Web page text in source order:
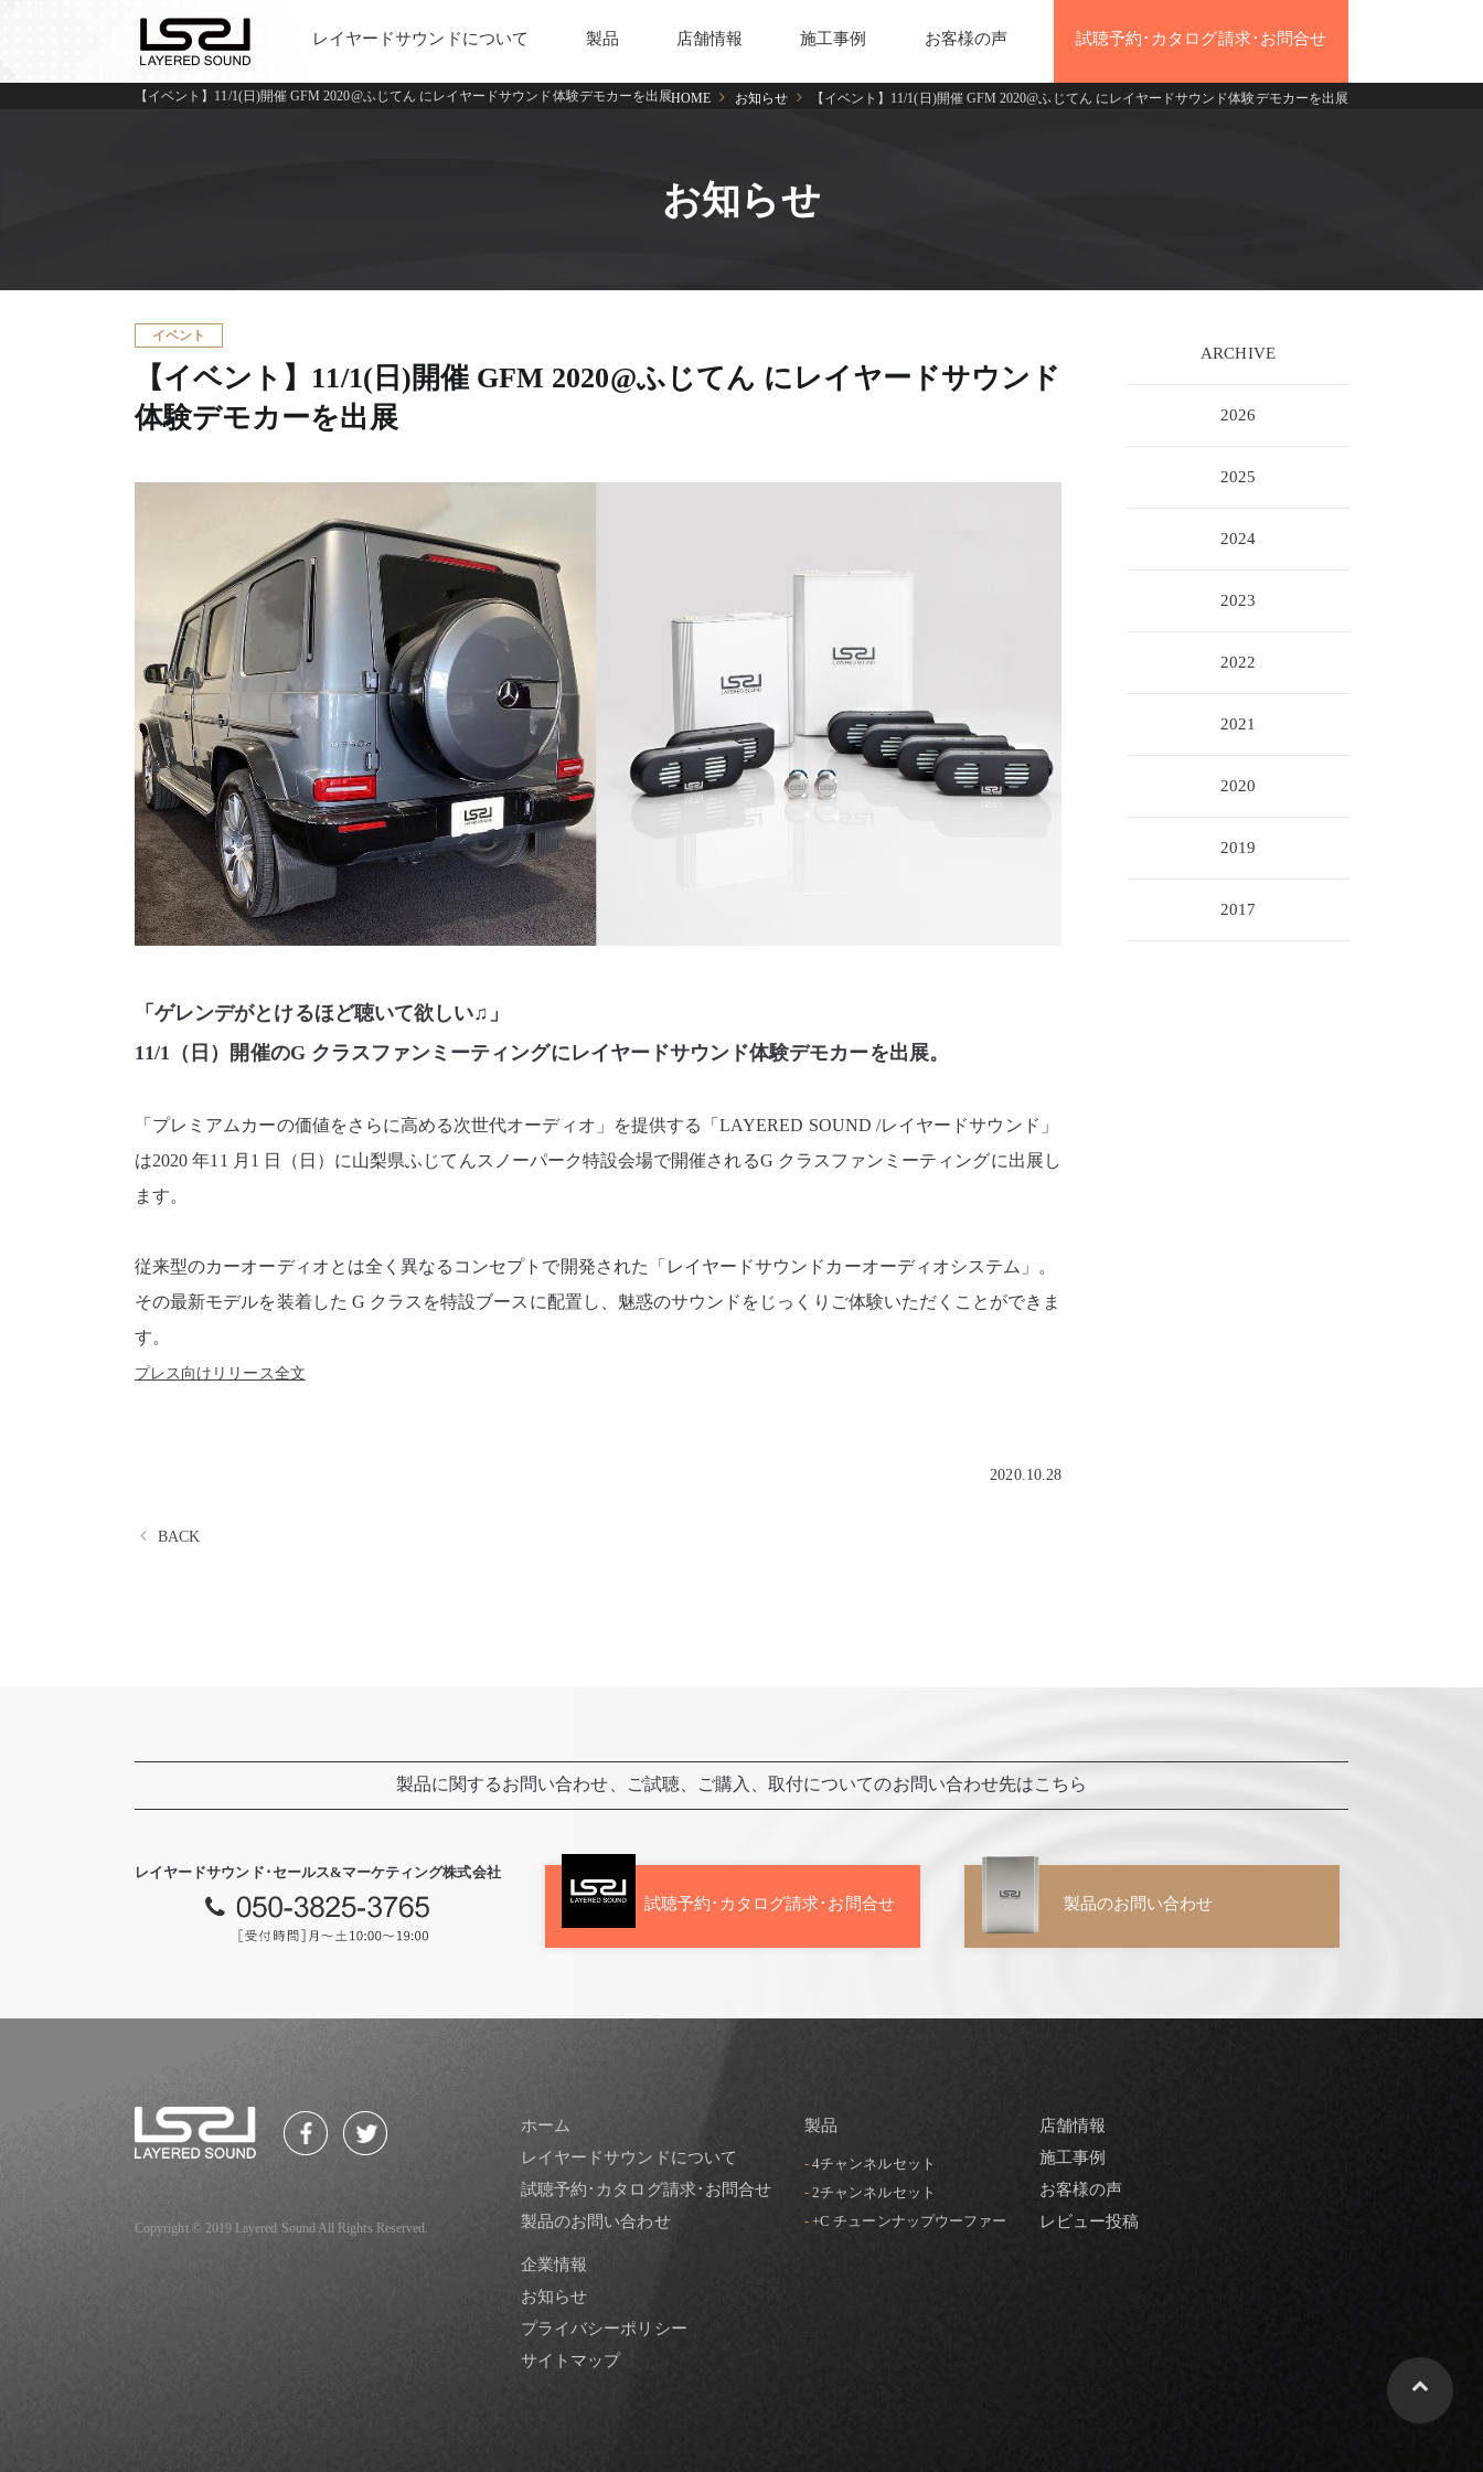
レイヤードサウンドについて 製品 店舗情報 施工事例 お客様の声 試聴予約･カタログ請求･お問合せ
【イベント】11/1(日)開催 GFM 2020@ふじてん にレイヤードサウンド体験デモカーを出展HOME お知らせ 【イベント】11/1(日)開催 GFM 2020@ふじてん にレイヤードサウンド体験デモカーを出展
お知らせ
イベント
【イベント】11/1(日)開催 GFM 2020@ふじてん にレイヤードサウンド
体験デモカーを出展
「ゲレンデがとけるほど聴いて欲しい♫」
11/1（日）開催のG クラスファンミーティングにレイヤードサウンド体験デモカーを出展。
「プレミアムカーの価値をさらに高める次世代オーディオ」を提供する「LAYERED SOUND /レイヤードサウンド」
は2020 年11 月1 日（日）に山梨県ふじてんスノーパーク特設会場で開催されるG クラスファンミーティングに出展し
ます。
従来型のカーオーディオとは全く異なるコンセプトで開発された「レイヤードサウンドカーオーディオシステム」。
その最新モデルを装着した G クラスを特設ブースに配置し、魅惑のサウンドをじっくりご体験いただくことができま
す。
プレス向けリリース全文
2020.10.28
BACK
ARCHIVE
2026
2025
2024
2023
2022
2021
2020
2019
2017
製品に関するお問い合わせ、ご試聴、ご購入、取付についてのお問い合わせ先はこちら
レイヤードサウンド･セールス&マーケティング株式会社
試聴予約･カタログ請求･お問合せ 製品のお問い合わせ
Copyright © 2019 Layered Sound All Rights Reserved.
ホーム
レイヤードサウンドについて
試聴予約･カタログ請求･お問合せ
製品のお問い合わせ
製品
- 4チャンネルセット
- 2チャンネルセット
- +C チューンナップウーファー
店舗情報
施工事例
お客様の声
レビュー投稿
企業情報
お知らせ
プライバシーポリシー
サイトマップ